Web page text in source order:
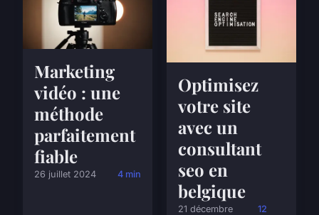
Marketing
vidéo : une
méthode
parfaitement
fiable
26 juillet 2024 4 min
Optimisez
votre site
avec un
consultant
seo en
belgique
21 décembre
12